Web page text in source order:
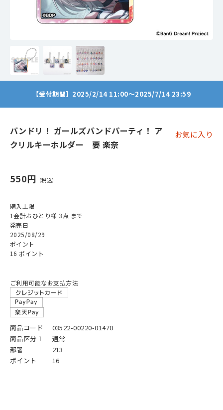
【受付期間】2025/2/14 11:00～2025/7/14 23:59
バンドリ！ ガールズバンドパーティ！ ア
クリルキーホルダー 要 楽奈
お気に入り
550円
購入上限
1会計おひとり様 3点 まで
発売日
2025/08/29
ポイント
16 ポイント
ご利用可能なお支払方法
商品コード
03522-00220-01470
商品区分１
通常
部署
213
ポイント
16